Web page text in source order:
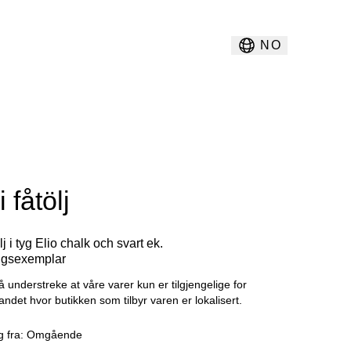
NO
fåtölj
i tyg Elio chalk och svart ek.
understreke at våre varer kun er tilgjengelige for
hvor butikken som tilbyr varen er lokalisert.
fra:Omgående